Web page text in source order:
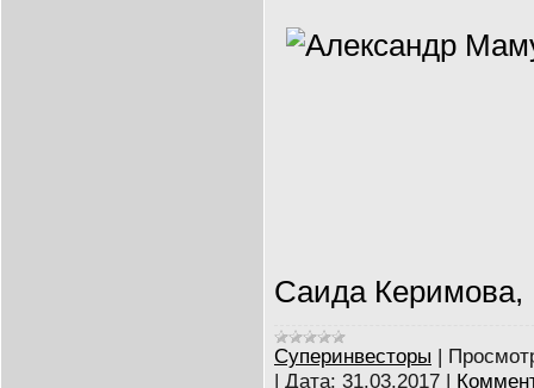
Саида Керимова,
Суперинвесторы |
| Дата: 31.03.2017 |